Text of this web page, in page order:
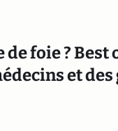
de foie ?
et